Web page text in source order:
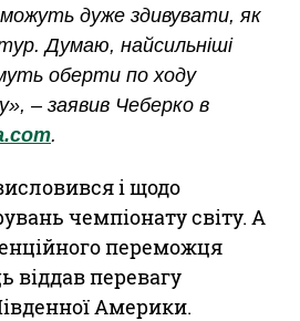
можуть дуже здивувати, як
Думаю, найсильніші
оберти по ходу
– заявив Чеберко в
.
і щодо
чемпіонату світу. А
переможця
віддав перевагу
Америки.